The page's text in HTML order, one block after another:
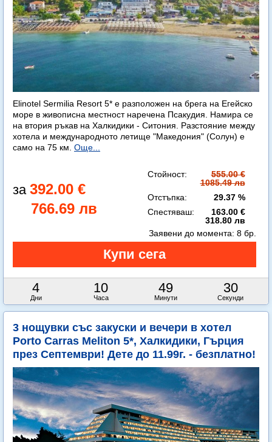
Elinotel Sermilia Resort 5* е разположен на брега на Егейско
море в живописна местност наречена Псакудия. Намира се
на втория ръкав на Халкидики - Ситония. Разстояние между
хотела и международното летище "Македония" (Солун) е
само на 75 км. Още...
392.00 €
766.69 лв
Стойност:
555.00 €
1085.49 лв
Отстъпка:
29.37 %
Спестяваш:
163.00 €
318.80 лв
4
Дни
10
Часа
49
Минути
29
Секунди
Заявени до момента: 8 бр.
3 нощувки със закуски и вечери в хотел
Porto Carras Meliton 5*, Халкидики, Гърция
през Септември! Дете до 11.99г. - безплатно!